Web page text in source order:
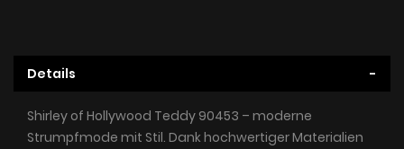
Details
Shirley of Hollywood Teddy 90453 – moderne
Strumpfmode mit Stil. Dank hochwertiger Materialien